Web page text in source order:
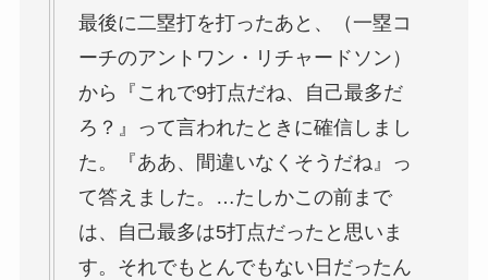
最後に二塁打を打ったあと、（一塁コ
ーチのアントワン・リチャードソン）
から『これで9打点だね、自己最多だ
ろ？』って言われたときに確信しまし
た。『ああ、間違いなくそうだね』っ
て答えました。…たしかこの前まで
は、自己最多は5打点だったと思いま
す。それでもとんでもない日だったん